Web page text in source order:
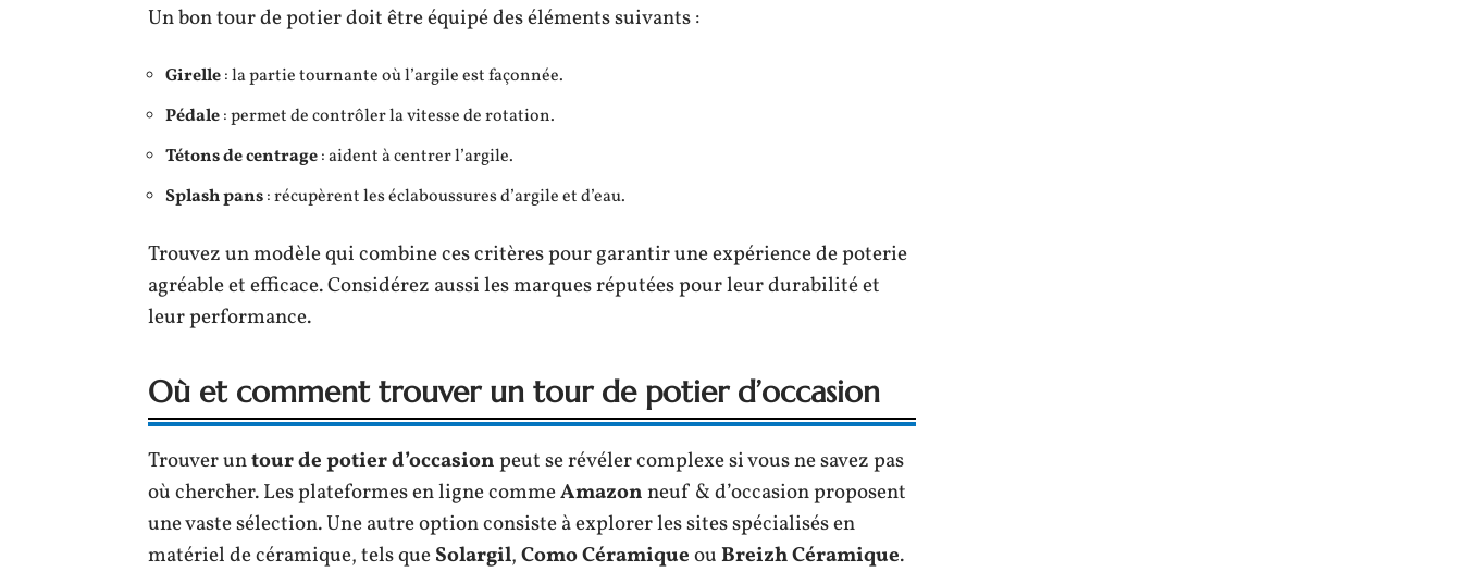
Un bon tour de potier doit être équipé des éléments suivants :
Girelle: la partie tournante où l’argile est façonnée.
Pédale: permet de contrôler la vitesse de rotation.
Tétons de centrage: aident à centrer l’argile.
Splash pans: récupèrent les éclaboussures d’argile et d’eau.
Trouvez un modèle qui combine ces critères pour garantir une expérience de poterie
agréable et efficace. Considérez aussi les marques réputées pour leur durabilité et
leur performance.
Où et comment trouver un tour de potier d’occasion
Trouver untour de potier d’occasionpeut se révéler complexe si vous ne savez pas
où chercher. Les plateformes en ligne commeAmazonneuf & d’occasion proposent
une vaste sélection. Une autre option consiste à explorer les sites spécialisés en
matériel de céramique, tels queSolargil,Como CéramiqueouBreizh Céramique.